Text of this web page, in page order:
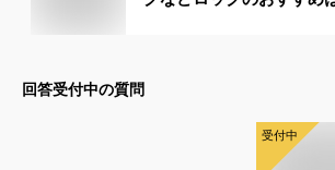
回答受付中の質問
受付中